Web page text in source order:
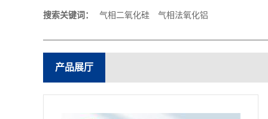
搜索关键词： 气相二氧化硅 气相法氧化铝
产品展厅